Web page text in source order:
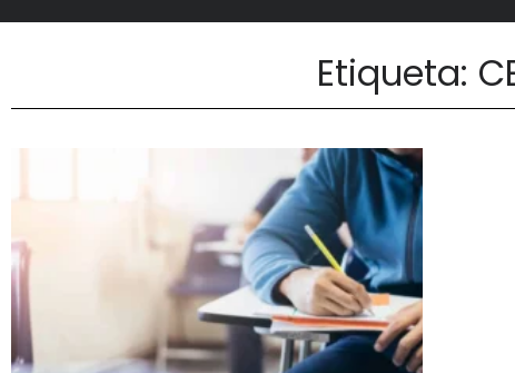
Etiqueta: